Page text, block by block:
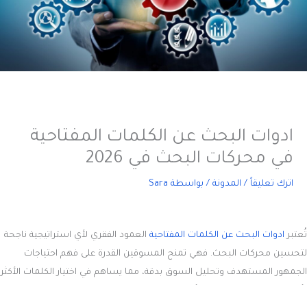
ادوات البحث عن الكلمات المفتاحية
في محركات البحث في 2026
اترك تعليقاً / المدونة / بواسطة Sara
تُعتبر ادوات البحث عن الكلمات المفتاحية العمود الفقري لأي استراتيجية ناجحة
لتحسين محركات البحث. فهي تمنح المسوقين القدرة على فهم احتياجات
الجمهور المستهدف وتحليل السوق بدقة، مما يساهم في اختيار الكلمات الأكثر